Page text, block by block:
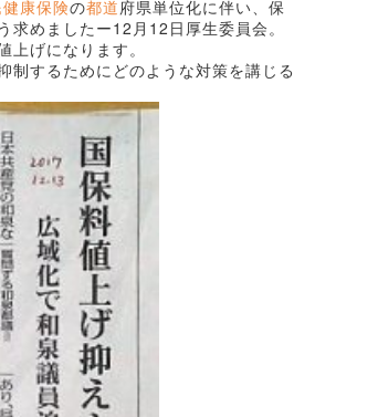
康保険の都道府県単位化に伴い、保
めましたー12月12日厚生委員会。
上げになります。
制するためにどのような対策を講じる